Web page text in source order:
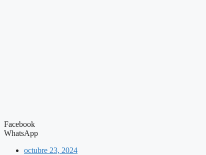
Facebook
WhatsApp
octubre 23, 2024